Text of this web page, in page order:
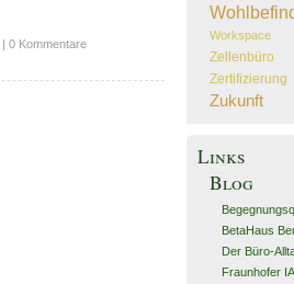
| 0 Kommentare
Workspace
Zellenbüro
Zertifizierung
Zukunft
Links
Blog
BetaHaus
Der Büro-
Fraunhofer